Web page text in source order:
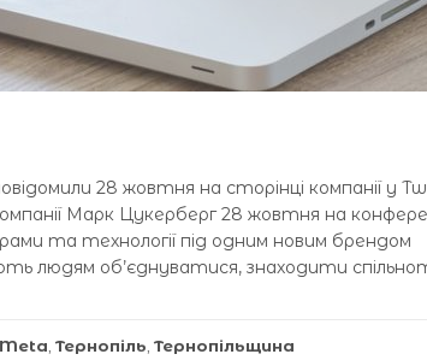
28 жовтня на сторінці компанії у
Марк Цукерберг 28 жовтня на
та технології під одним новим брендом
людям об’єднуватися, знаходити
Meta Тернопіль Тернопільщина